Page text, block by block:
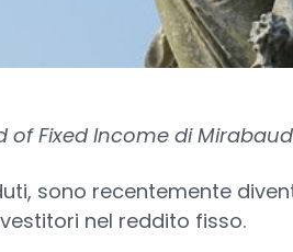
of Fixed Income di
sono recentemente
nel reddito fisso.